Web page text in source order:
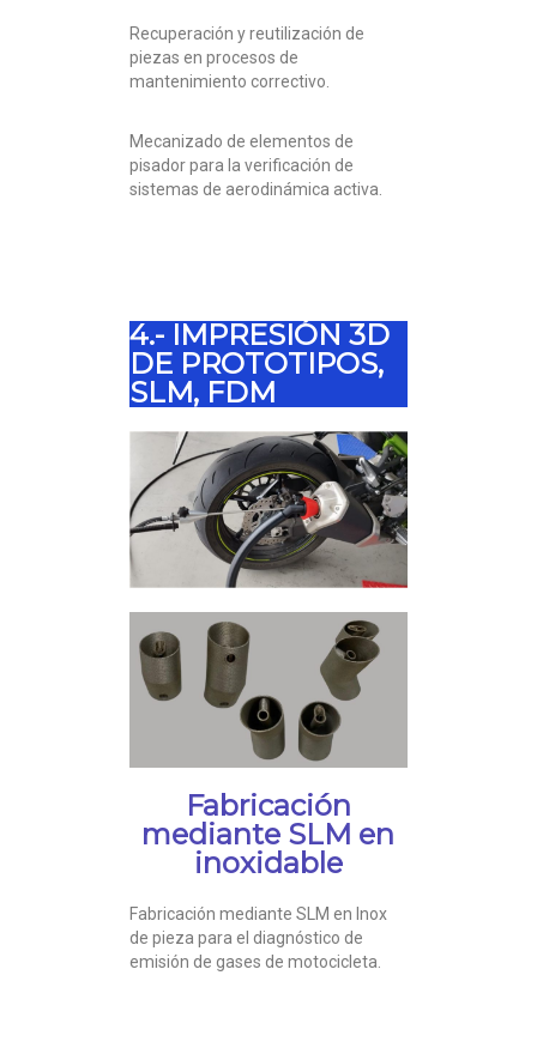
Recuperación y reutilización de
piezas en procesos de
mantenimiento correctivo.
Mecanizado de elementos de
pisador para la verificación de
sistemas de aerodinámica activa.
4.- IMPRESIÓN 3D
DE PROTOTIPOS,
SLM, FDM
Fabricación
mediante SLM en
inoxidable
Fabricación mediante SLM en Inox
de pieza para el diagnóstico de
emisión de gases de motocicleta.